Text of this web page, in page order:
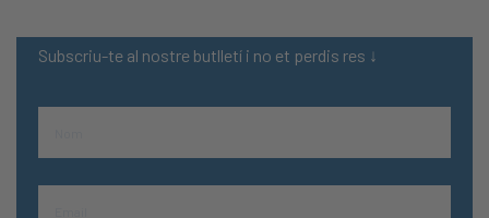
Subscriu-te al nostre butlletí i no et perdis res ↓